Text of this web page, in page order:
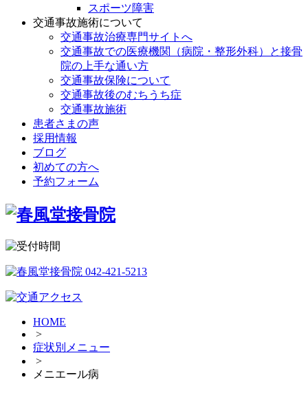
スポーツ障害
交通事故施術について
交通事故治療専門サイトへ
交通事故での医療機関（病院・整形外科）と接骨
院の上手な通い方
交通事故保険について
交通事故後のむちうち症
交通事故施術
患者さまの声
採用情報
ブログ
初めての方へ
予約フォーム
HOME
>
症状別メニュー
>
メニエール病